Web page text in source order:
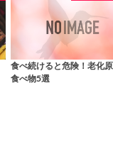
食べ続けると危険！老化
食べ物5選